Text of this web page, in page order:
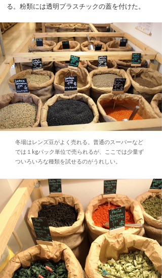
る。粉類には透明プラスチックの蓋を付けた。
冬場はレンズ豆がよく売れる。普通のスーパーなど
では１kgパック単位で売られるが、ここでは少量ず
ついろいろな種類を試せるのがうれしい。